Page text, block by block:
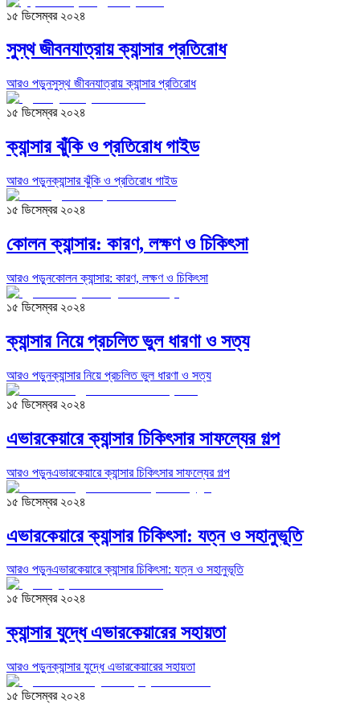
১৫ ডিসেম্বর ২০২৪
সুস্থ জীবনযাত্রায় ক্যান্সার প্রতিরোধ
আরও পড়ুনসুস্থ জীবনযাত্রায় ক্যান্সার প্রতিরোধ
১৫ ডিসেম্বর ২০২৪
ক্যান্সার ঝুঁকি ও প্রতিরোধ গাইড
আরও পড়ুনক্যান্সার ঝুঁকি ও প্রতিরোধ গাইড
১৫ ডিসেম্বর ২০২৪
কোলন ক্যান্সার: কারণ, লক্ষণ ও চিকিৎসা
আরও পড়ুনকোলন ক্যান্সার: কারণ, লক্ষণ ও চিকিৎসা
১৫ ডিসেম্বর ২০২৪
ক্যান্সার নিয়ে প্রচলিত ভুল ধারণা ও সত্য
আরও পড়ুনক্যান্সার নিয়ে প্রচলিত ভুল ধারণা ও সত্য
১৫ ডিসেম্বর ২০২৪
এভারকেয়ারে ক্যান্সার চিকিৎসার সাফল্যের গল্প
আরও পড়ুনএভারকেয়ারে ক্যান্সার চিকিৎসার সাফল্যের গল্প
১৫ ডিসেম্বর ২০২৪
এভারকেয়ারে ক্যান্সার চিকিৎসা: যত্ন ও সহানুভূতি
আরও পড়ুনএভারকেয়ারে ক্যান্সার চিকিৎসা: যত্ন ও সহানুভূতি
১৫ ডিসেম্বর ২০২৪
ক্যান্সার যুদ্ধে এভারকেয়ারের সহায়তা
আরও পড়ুনক্যান্সার যুদ্ধে এভারকেয়ারের সহায়তা
১৫ ডিসেম্বর ২০২৪